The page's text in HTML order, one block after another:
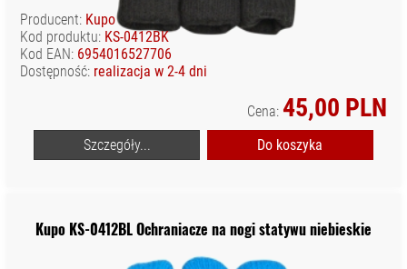
Producent: Kupo
Kod produktu: KS-0412BK
Kod EAN: 6954016527706
Dostępność: realizacja w 2-4 dni
Cena: 45,00 PLN
Szczegóły... Do koszyka
Kupo KS-0412BL Ochraniacze na nogi statywu niebieskie